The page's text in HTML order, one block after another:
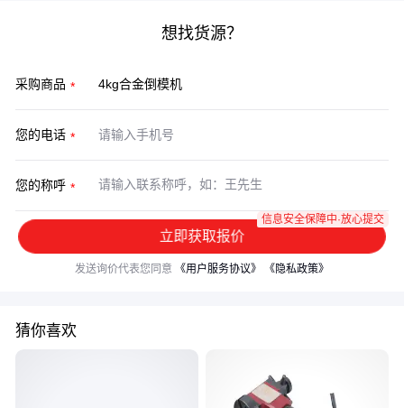
想找货源？
采购商品
您的电话
您的称呼
立即获取报价
信息安全保障中·放心提交
发送询价代表您同意 《用户服务协议》 《隐私政策》
猜你喜欢